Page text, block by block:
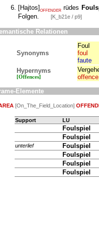
[Hajtos] OFFENDER rüdes
Folgen.
[K_b21e / p9]
Relationen
Synonyms
Foul
foul
faute
Hypernyms
[Offences]
Elemente
[On_The_Field_Location]
Support LU
Foulspiel
Foulspiel
unterlief
Foulspiel
Foulspiel
Foulspiel
Foulspiel